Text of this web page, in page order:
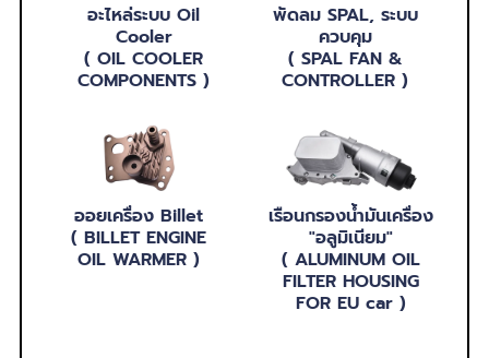
อะไหล่ระบบ Oil
Cooler
( OIL COOLER
COMPONENTS )
พัดลม SPAL, ระบบ
ควบคุม
( SPAL FAN &
CONTROLLER )
ออยเครื่อง Billet
( BILLET ENGINE
OIL WARMER )
เรือนกรองน้ำมันเครื่อง
"อลูมิเนียม"
( ALUMINUM OIL
FILTER HOUSING
FOR EU car )